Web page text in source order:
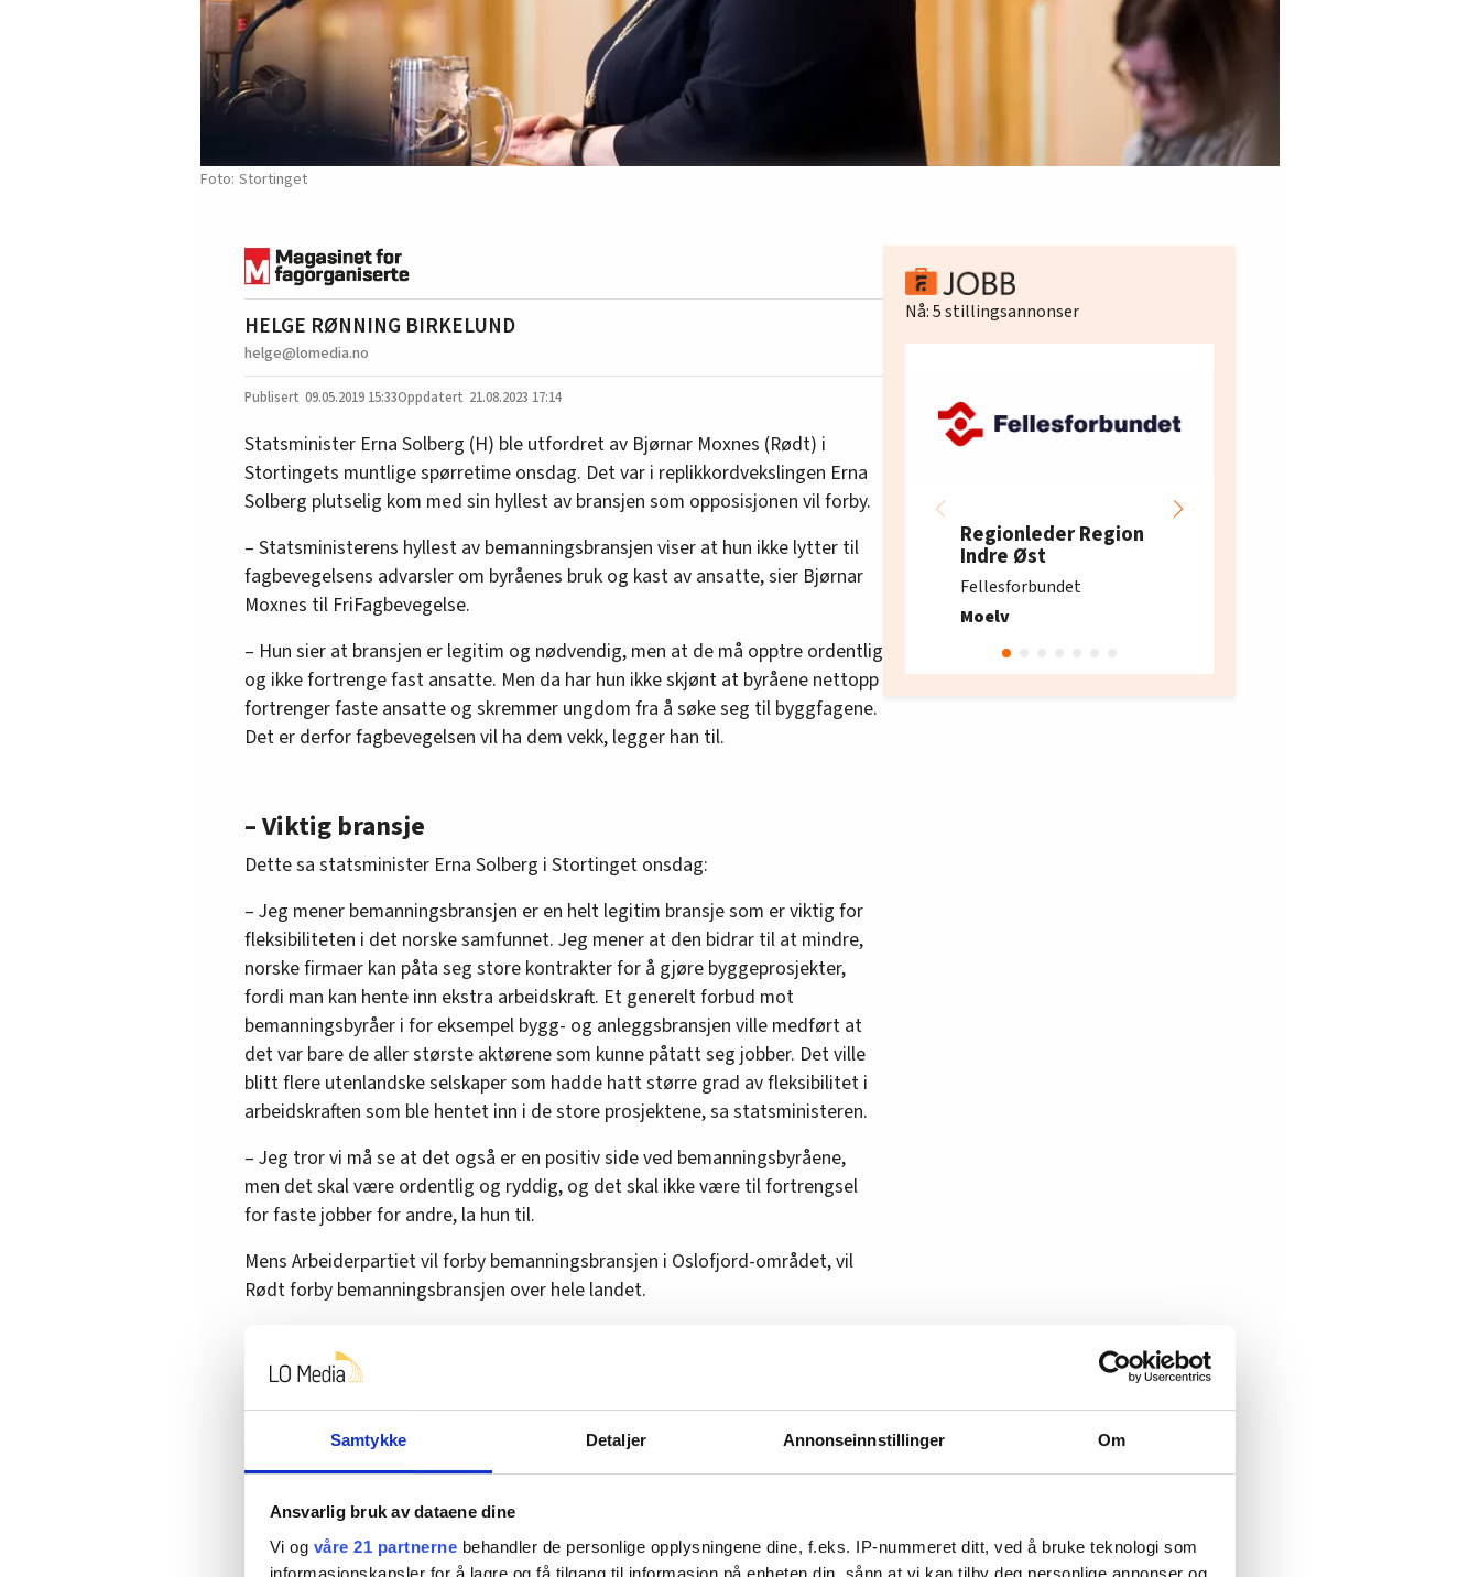
Samtykke Detaljer Annonseinnstillinger Om
Ansvarlig bruk av dataene dine
Vi og våre 21 partnerne behandler de personlige opplysningene dine, f.eks. IP-nummeret ditt, ved å bruke teknologi som
informasjonskapsler for å lagre og få tilgang til informasjon på enheten din, sånn at vi kan tilby deg personlige annonser og
Stortinget
HELGE RØNNING BIRKELUND
helge@lomedia.no
09.05.2019 15:33 21.08.2023 17:14
Statsminister Erna Solberg (H) ble utfordret av Bjørnar Moxnes (Rødt) i
Stortingets muntlige spørretime onsdag. Det var i replikkordvekslingen Erna
Solberg plutselig kom med sin hyllest av bransjen som opposisjonen vil forby.
– Statsministerens hyllest av bemanningsbransjen viser at hun ikke lytter til
fagbevegelsens advarsler om byråenes bruk og kast av ansatte, sier Bjørnar
Moxnes til FriFagbevegelse.
– Hun sier at bransjen er legitim og nødvendig, men at de må opptre ordentlig
og ikke fortrenge fast ansatte. Men da har hun ikke skjønt at byråene nettopp
fortrenger faste ansatte og skremmer ungdom fra å søke seg til byggfagene.
Det er derfor fagbevegelsen vil ha dem vekk, legger han til.
– Viktig bransje
Dette sa statsminister Erna Solberg i Stortinget onsdag:
– Jeg mener bemanningsbransjen er en helt legitim bransje som er viktig for
fleksibiliteten i det norske samfunnet. Jeg mener at den bidrar til at mindre,
norske firmaer kan påta seg store kontrakter for å gjøre byggeprosjekter,
fordi man kan hente inn ekstra arbeidskraft. Et generelt forbud mot
bemanningsbyråer i for eksempel bygg- og anleggsbransjen ville medført at
det var bare de aller største aktørene som kunne påtatt seg jobber. Det ville
blitt flere utenlandske selskaper som hadde hatt større grad av fleksibilitet i
arbeidskraften som ble hentet inn i de store prosjektene, sa statsministeren.
– Jeg tror vi må se at det også er en positiv side ved bemanningsbyråene,
men det skal være ordentlig og ryddig, og det skal ikke være til fortrengsel
for faste jobber for andre, la hun til.
Mens Arbeiderpartiet vil forby bemanningsbransjen i Oslofjord-området, vil
Rødt forby bemanningsbransjen over hele landet.
kommer inn, presses fagbevegelsen ut. I bemanningsbransjen har du ingen
5 prosent stillinger
Bakgrunnen for statsministerenes svar var et innlegg fra Bjørnar Moxnes.
Nå:5stillingsannonser
Regionleder Region
Indre Øst
Fellesforbundet
Moelv